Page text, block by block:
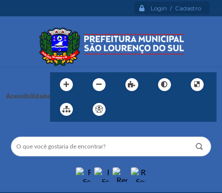
Login / Cadastro
Acessibilidade